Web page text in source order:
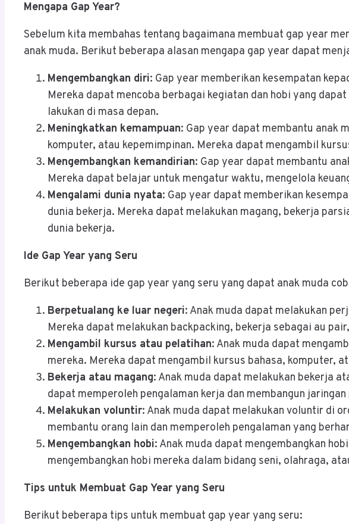
Mengapa Gap Year?
Sebelum kita membahas tentang bagaimana membuat gap year
anak muda. Berikut beberapa alasan mengapa gap year dapat
Mengembangkan diri: Gap year memberikan kesempatan
Mereka dapat mencoba berbagai kegiatan dan hobi yang
lakukan di masa depan.
Meningkatkan kemampuan: Gap year dapat membantu anak
komputer, atau kepemimpinan. Mereka dapat mengambil
Mengembangkan kemandirian: Gap year dapat membantu
Mereka dapat belajar untuk mengatur waktu, mengelola
Mengalami dunia nyata: Gap year dapat memberikan
dunia bekerja. Mereka dapat melakukan magang, bekerja
dunia bekerja.
Ide Gap Year yang Seru
Berikut beberapa ide gap year yang seru yang dapat anak muda
Berpetualang ke luar negeri: Anak muda dapat melakukan
Mereka dapat melakukan backpacking, bekerja sebagai au
Mengambil kursus atau pelatihan: Anak muda dapat
mereka. Mereka dapat mengambil kursus bahasa, komputer,
Bekerja atau magang: Anak muda dapat melakukan bekerja
dapat memperoleh pengalaman kerja dan membangun
Melakukan voluntir: Anak muda dapat melakukan voluntir di
membantu orang lain dan memperoleh pengalaman yang
Mengembangkan hobi: Anak muda dapat mengembangkan
mengembangkan hobi mereka dalam bidang seni, olahraga,
Tips untuk Membuat Gap Year yang Seru
Berikut beberapa tips untuk membuat gap year yang seru: